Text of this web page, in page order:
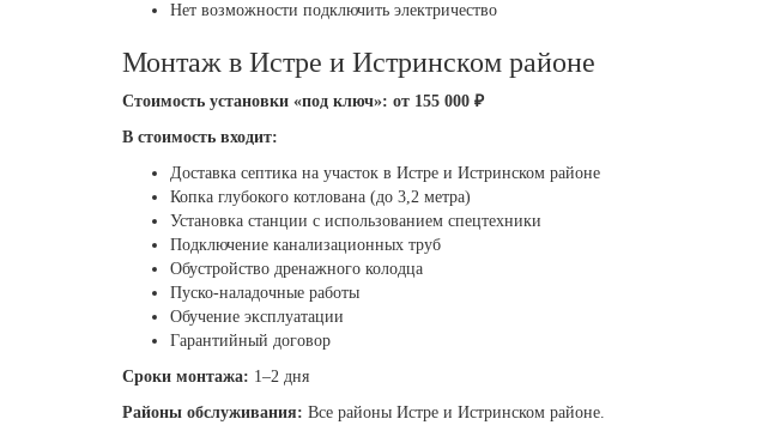
Нет возможности подключить электричество
Монтаж в Истре и Истринском районе
Стоимость установки «под ключ»: от 155 000 ₽
В стоимость входит:
Доставка септика на участок в Истре и Истринском районе
Копка глубокого котлована (до 3,2 метра)
Установка станции с использованием спецтехники
Подключение канализационных труб
Обустройство дренажного колодца
Пуско-наладочные работы
Обучение эксплуатации
Гарантийный договор
Сроки монтажа: 1–2 дня
Районы обслуживания: Все районы Истре и Истринском районе.